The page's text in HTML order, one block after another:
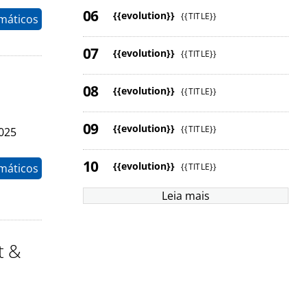
&
{{evolution}} {{TITLE}}
{{evolution}} {{TITLE}}
{{evolution}} {{TITLE}}
{{evolution}} {{TITLE}}
{{evolution}} {{TITLE}}
Leia mais